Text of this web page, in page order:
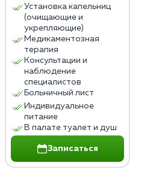
Установка капельниц
(очищающие и
укрепляющие)
Медикаментозная
терапия
Консультации и
наблюдение
специалистов
Больничный лист
Индивидуальное
питание
В палате туалет и душ
Записаться